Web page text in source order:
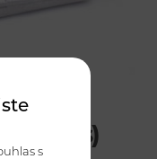
(50 ks)
s